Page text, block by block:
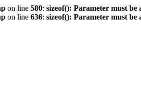
on line 580: sizeof(): Parameter must
on line 636: sizeof(): Parameter must